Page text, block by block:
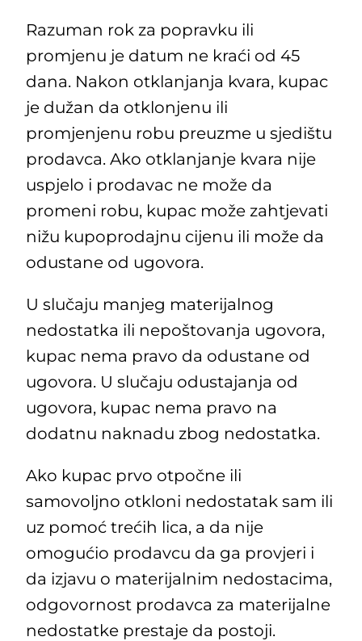
Razuman rok za popravku ili
promjenu je datum ne kraći od 45
dana. Nakon otklanjanja kvara, kupac
je dužan da otklonjenu ili
promjenjenu robu preuzme u sjedištu
prodavca. Ako otklanjanje kvara nije
uspjelo i prodavac ne može da
promeni robu, kupac može zahtjevati
nižu kupoprodajnu cijenu ili može da
odustane od ugovora.
U slučaju manjeg materijalnog
nedostatka ili nepoštovanja ugovora,
kupac nema pravo da odustane od
ugovora. U slučaju odustajanja od
ugovora, kupac nema pravo na
dodatnu naknadu zbog nedostatka.
Ako kupac prvo otpočne ili
samovoljno otkloni nedostatak sam ili
uz pomoć trećih lica, a da nije
omogućio prodavcu da ga provjeri i
da izjavu o materijalnim nedostacima,
odgovornost prodavca za materijalne
nedostatke prestaje da postoji.